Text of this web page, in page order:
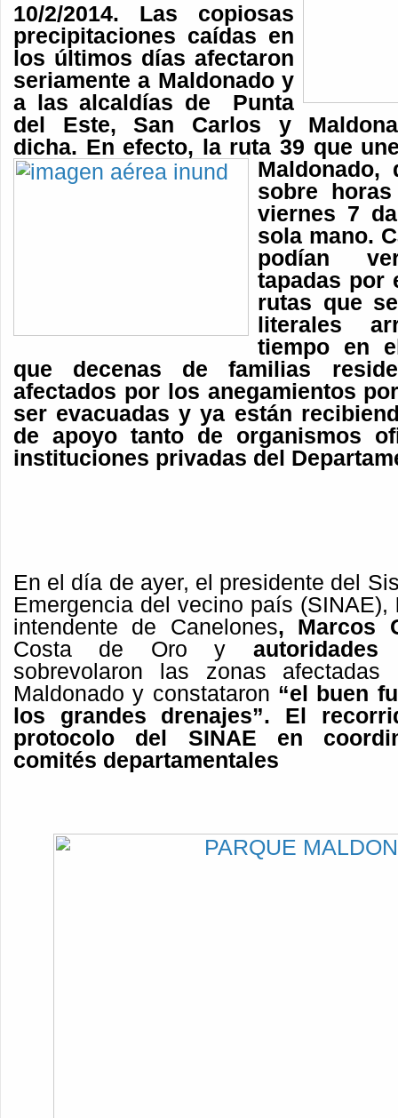
10/2/2014. Las copiosas
precipitaciones caídas en
los últimos días afectaron
seriamente a Maldonado y
a las alcaldías de Punta
del Este, San Carlos y
dicha. En efecto, la ruta 39 que
Maldonado,
sobre
viernes 7
sola mano.
podían
tapadas por
rutas que
literales
tiempo en
que decenas de familias
afectados por los anegamientos
ser evacuadas y ya están
de apoyo tanto de organismos
instituciones privadas del
En el día de ayer, el presidente del
Emergencia del vecino país (SINAE),
intendente de Canelones, Marcos
Costa de Oro y
sobrevolaron las zonas
Maldonado y constataron “el buen
los grandes drenajes”. El
protocolo del SINAE en
comités departamentales